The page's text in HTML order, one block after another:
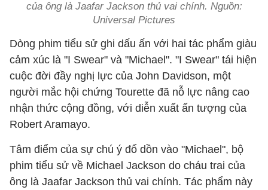
của ông là Jaafar Jackson thủ vai chính. Nguồn:
Universal Pictures
Dòng phim tiểu sử ghi dấu ấn với hai tác phẩm giàu
cảm xúc là "I Swear" và "Michael". "I Swear" tái hiện
cuộc đời đầy nghị lực của John Davidson, một
người mắc hội chứng Tourette đã nỗ lực nâng cao
nhận thức cộng đồng, với diễn xuất ấn tượng của
Robert Aramayo.
Tâm điểm của sự chú ý đổ dồn vào "Michael", bộ
phim tiểu sử về Michael Jackson do cháu trai của
ông là Jaafar Jackson thủ vai chính. Tác phẩm này